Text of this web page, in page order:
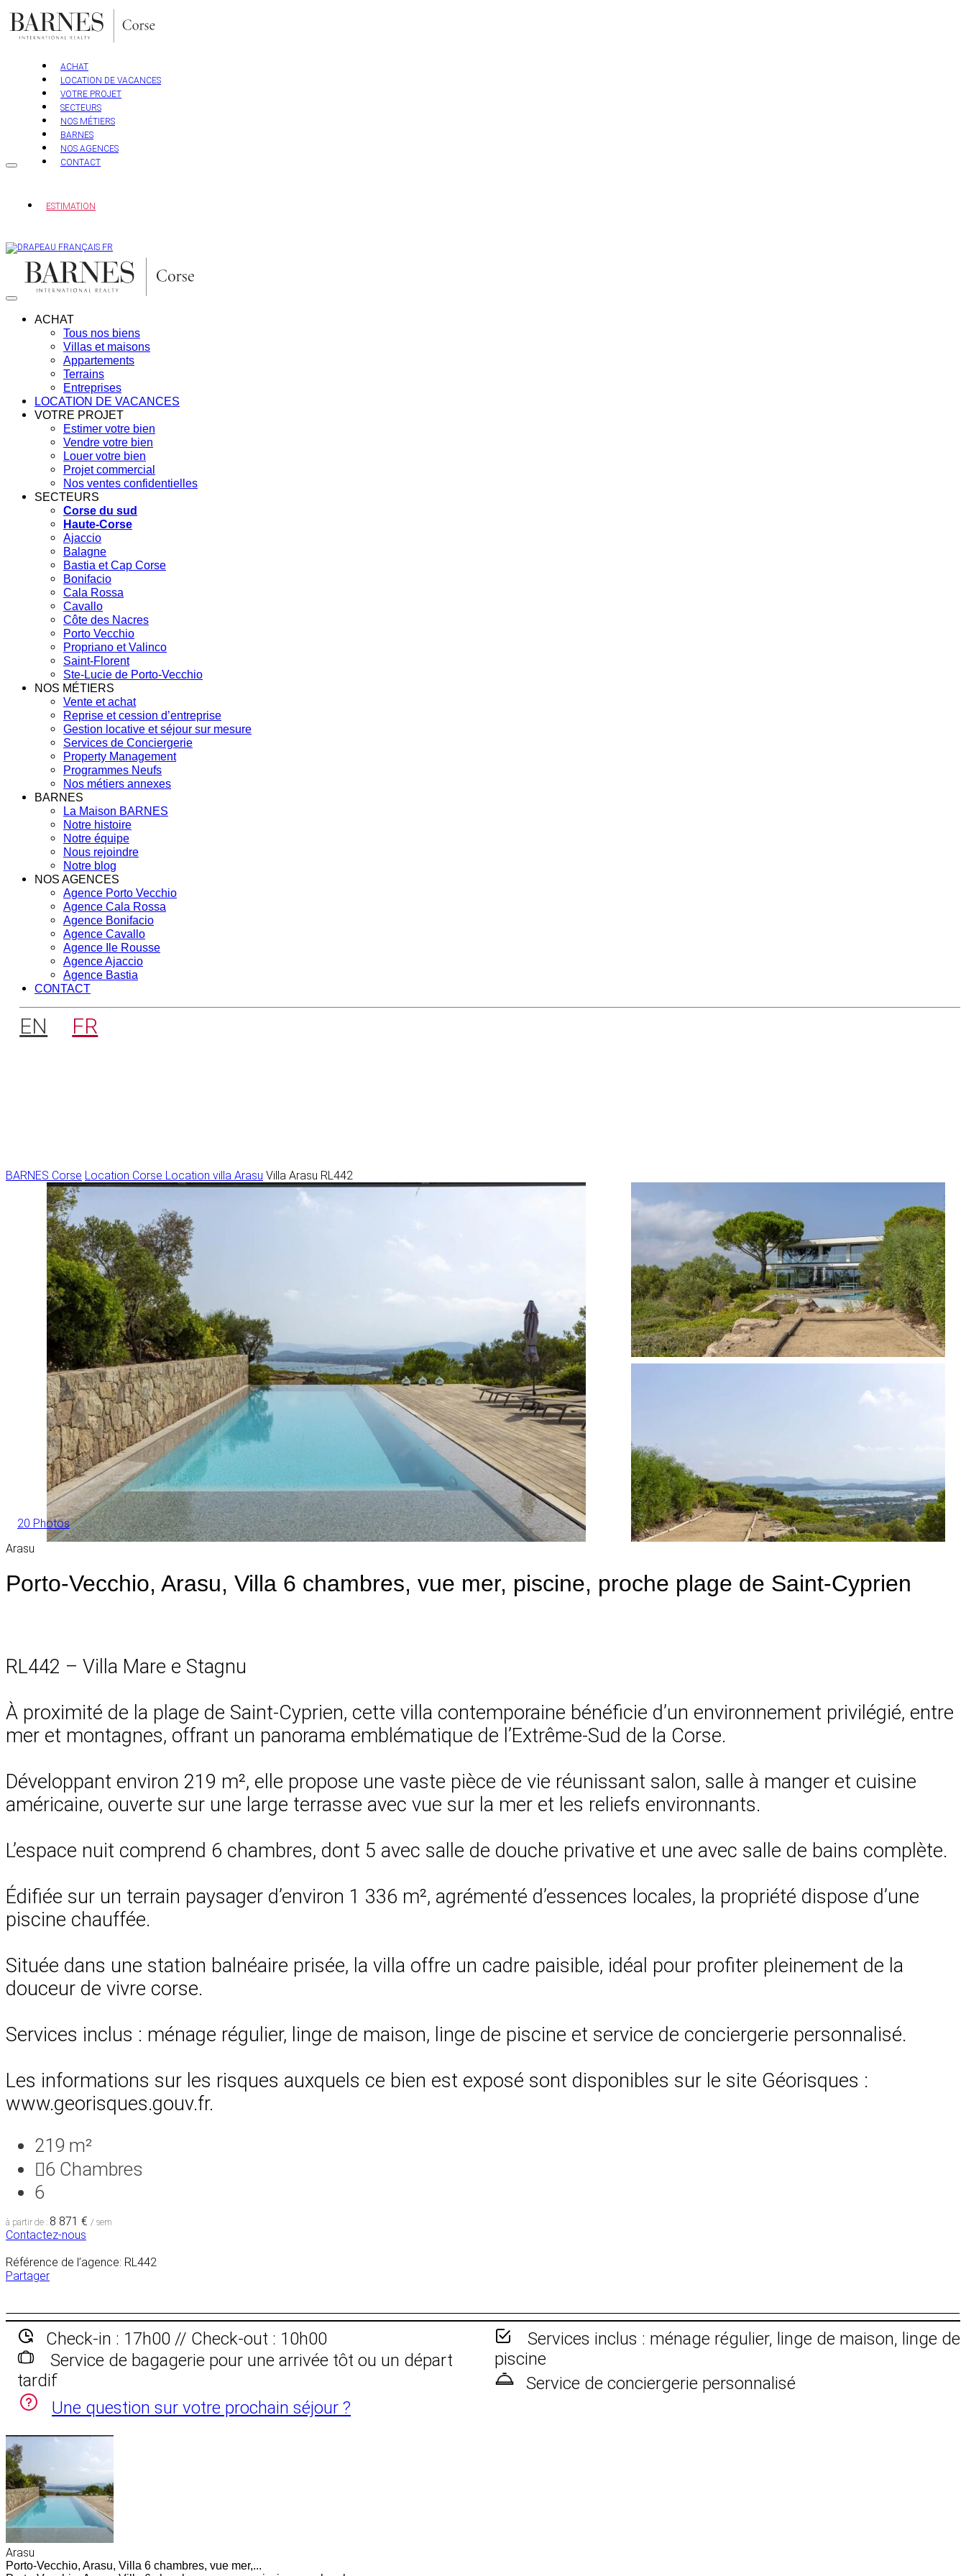
Aller
au
contenu
ACHAT
LOCATION DE VACANCES
VOTRE PROJET
SECTEURS
NOS MÉTIERS
BARNES
NOS AGENCES
CONTACT
ESTIMATION
FR
ACHAT
Tous nos biens
Villas et maisons
Appartements
Terrains
Entreprises
LOCATION DE VACANCES
VOTRE PROJET
Estimer votre bien
Vendre votre bien
Louer votre bien
Projet commercial
Nos ventes confidentielles
SECTEURS
Corse du sud
Haute-Corse
Ajaccio
Balagne
Bastia et Cap Corse
Bonifacio
Cala Rossa
Cavallo
Côte des Nacres
Porto Vecchio
Propriano et Valinco
Saint-Florent
Ste-Lucie de Porto-Vecchio
NOS MÉTIERS
Vente et achat
Reprise et cession d’entreprise
Gestion locative et séjour sur mesure
Services de Conciergerie
Property Management
Programmes Neufs
Nos métiers annexes
BARNES
La Maison BARNES
Notre histoire
Notre équipe
Nous rejoindre
Notre blog
NOS AGENCES
Agence Porto Vecchio
Agence Cala Rossa
Agence Bonifacio
Agence Cavallo
Agence Ile Rousse
Agence Ajaccio
Agence Bastia
CONTACT
EN FR
BARNES Corse Location Corse Location villa Arasu Villa Arasu RL442
20 Photos
Arasu
Porto-Vecchio, Arasu, Villa 6 chambres, vue mer, piscine, proche plage de Saint-Cyprien
RL442 – Villa Mare e Stagnu
À proximité de la plage de Saint-Cyprien, cette villa contemporaine bénéficie d’un environnement privilégié, entre
mer et montagnes, offrant un panorama emblématique de l’Extrême-Sud de la Corse.
Développant environ 219 m², elle propose une vaste pièce de vie réunissant salon, salle à manger et cuisine
américaine, ouverte sur une large terrasse avec vue sur la mer et les reliefs environnants.
L’espace nuit comprend 6 chambres, dont 5 avec salle de douche privative et une avec salle de bains complète.
Édifiée sur un terrain paysager d’environ 1 336 m², agrémenté d’essences locales, la propriété dispose d’une
piscine chauffée.
Située dans une station balnéaire prisée, la villa offre un cadre paisible, idéal pour profiter pleinement de la
douceur de vivre corse.
Services inclus : ménage régulier, linge de maison, linge de piscine et service de conciergerie personnalisé.
Les informations sur les risques auxquels ce bien est exposé sont disponibles sur le site Géorisques :
www.georisques.gouv.fr.
219 m²
6 Chambres
6
à partir de : 8 871 € / sem
Contactez-nous
Référence de l’agence: RL442
Partager
Check-in : 17h00 // Check-out : 10h00
Service de bagagerie pour une arrivée tôt ou un départ
tardif
Une question sur votre prochain séjour ?
Services inclus : ménage régulier, linge de maison, linge de
piscine
Service de conciergerie personnalisé
Arasu
Porto-Vecchio, Arasu, Villa 6 chambres, vue mer,...